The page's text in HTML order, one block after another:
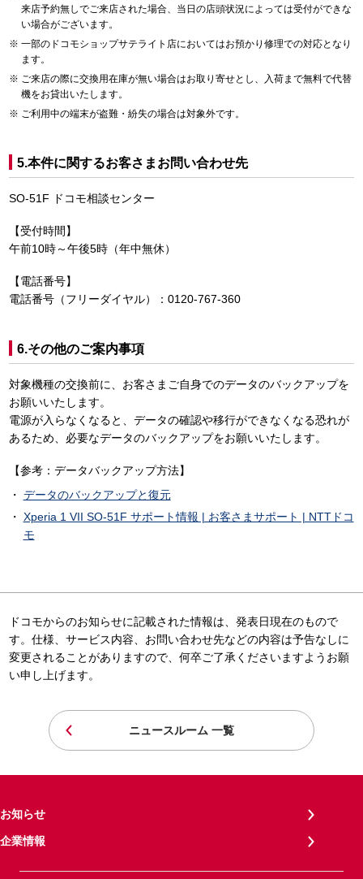
来店予約無しでご来店された場合、当日の店頭状況によっては受付ができな
い場合がございます。
一部のドコモショップサテライト店においてはお預かり修理での対応となり
ます。
ご来店の際に交換用在庫が無い場合はお取り寄せとし、入荷まで無料で代替
機をお貸出いたします。
ご利用中の端末が盗難・紛失の場合は対象外です。
5.本件に関するお客さまお問い合わせ先
SO-51F ドコモ相談センター
【受付時間】
午前10時～午後5時（年中無休）
【電話番号】
電話番号（フリーダイヤル）：0120-767-360
6.その他のご案内事項
対象機種の交換前に、お客さまご自身でのデータのバックアップを
お願いいたします。
電源が入らなくなると、データの確認や移行ができなくなる恐れが
あるため、必要なデータのバックアップをお願いいたします。
【参考：データバックアップ方法】
データのバックアップと復元
Xperia 1 VII SO-51F サポート情報 | お客さまサポート | NTTドコ
モ
ドコモからのお知らせに記載された情報は、発表日現在のもので
す。仕様、サービス内容、お問い合わせ先などの内容は予告なしに
変更されることがありますので、何卒ご了承くださいますようお願
い申し上げます。
ニュースルーム 一覧
お知らせ
企業情報